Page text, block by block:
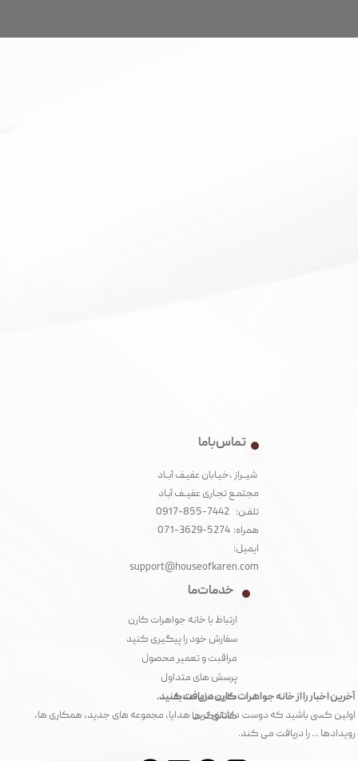
آخرین اخبار را از خانه جواهرات کارن دریافت کنید.
اولین کسی باشید که دوست داشتنی ترین هدایا، مجموعه های جدید، همکاری ها،
رویدادها ... را دریافت می کند.
تماس با ما
شیــراز ،خیـابان عفیـف آبــاد
مجتمـع تجـاری عفیــف آبـاد‌
تلفـن: 7442-855-0917
همراه: 5274-3629-071
ایمیل:
support@houseofkaren.com
خدمات ما
ارتباط با خانه جواهرات کارن
سفارش خود را پیگیری کنید
مراقبت و تعمیر محصول
پرسش های متداول
کارت های هدیه
کاتالوگ ها